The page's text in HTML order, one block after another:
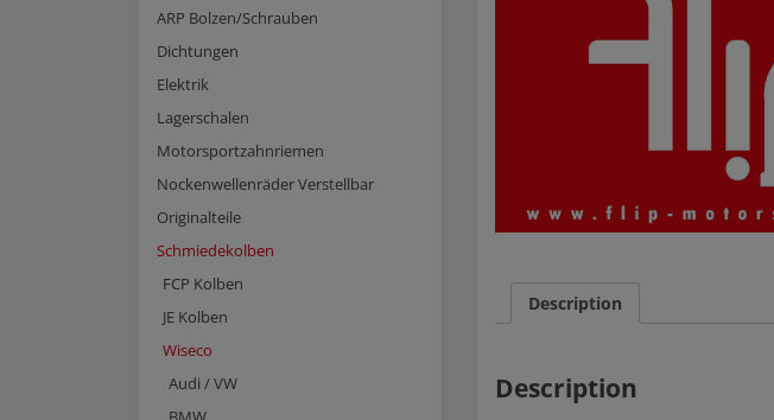
ARP Bolzen/Schrauben
Dichtungen
Elektrik
Lagerschalen
Motorsportzahnriemen
Nockenwellenräder Verstellbar
Originalteile
Schmiedekolben
FCP Kolben
JE Kolben
Wiseco
Audi / VW
Description
Description